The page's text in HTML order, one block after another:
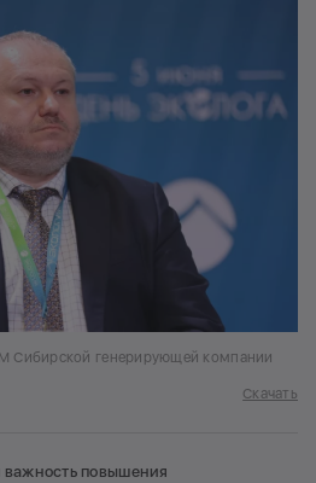
Сибирской генерирующей компании
Скачать
повышения